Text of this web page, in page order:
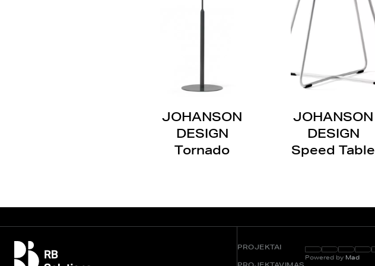
JOHANSON
DESIGN
Tornado
JOHANSON
DESIGN
Speed Table
PROJEKTAI
Powered by Mad